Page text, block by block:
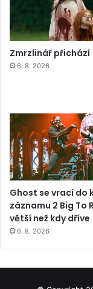
Zmrzlinář přichází
6. 8. 2026
Ghost se vrací do
záznamu 2 Big To
větší než kdy dříve
6. 8. 2026